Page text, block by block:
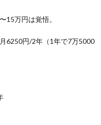
15万円は覚悟。
6250円/2年（1年で7万5000